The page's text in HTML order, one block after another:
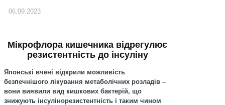
06.09.2023
Мікрофлора кишечника відрегулює
резистентність до інсуліну
Японські вчені відкрили можливість
безпечнішого лікування метаболічних розладів –
вони виявили вид кишкових бактерій, що
знижують інсулінорезистентність і таким чином